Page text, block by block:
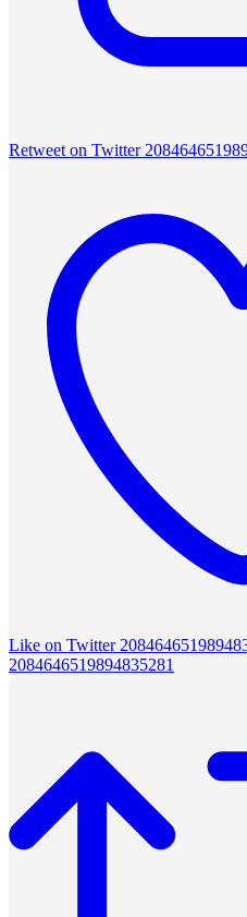
Retweet on Twitter
Like on Twitter
2084646519894835281